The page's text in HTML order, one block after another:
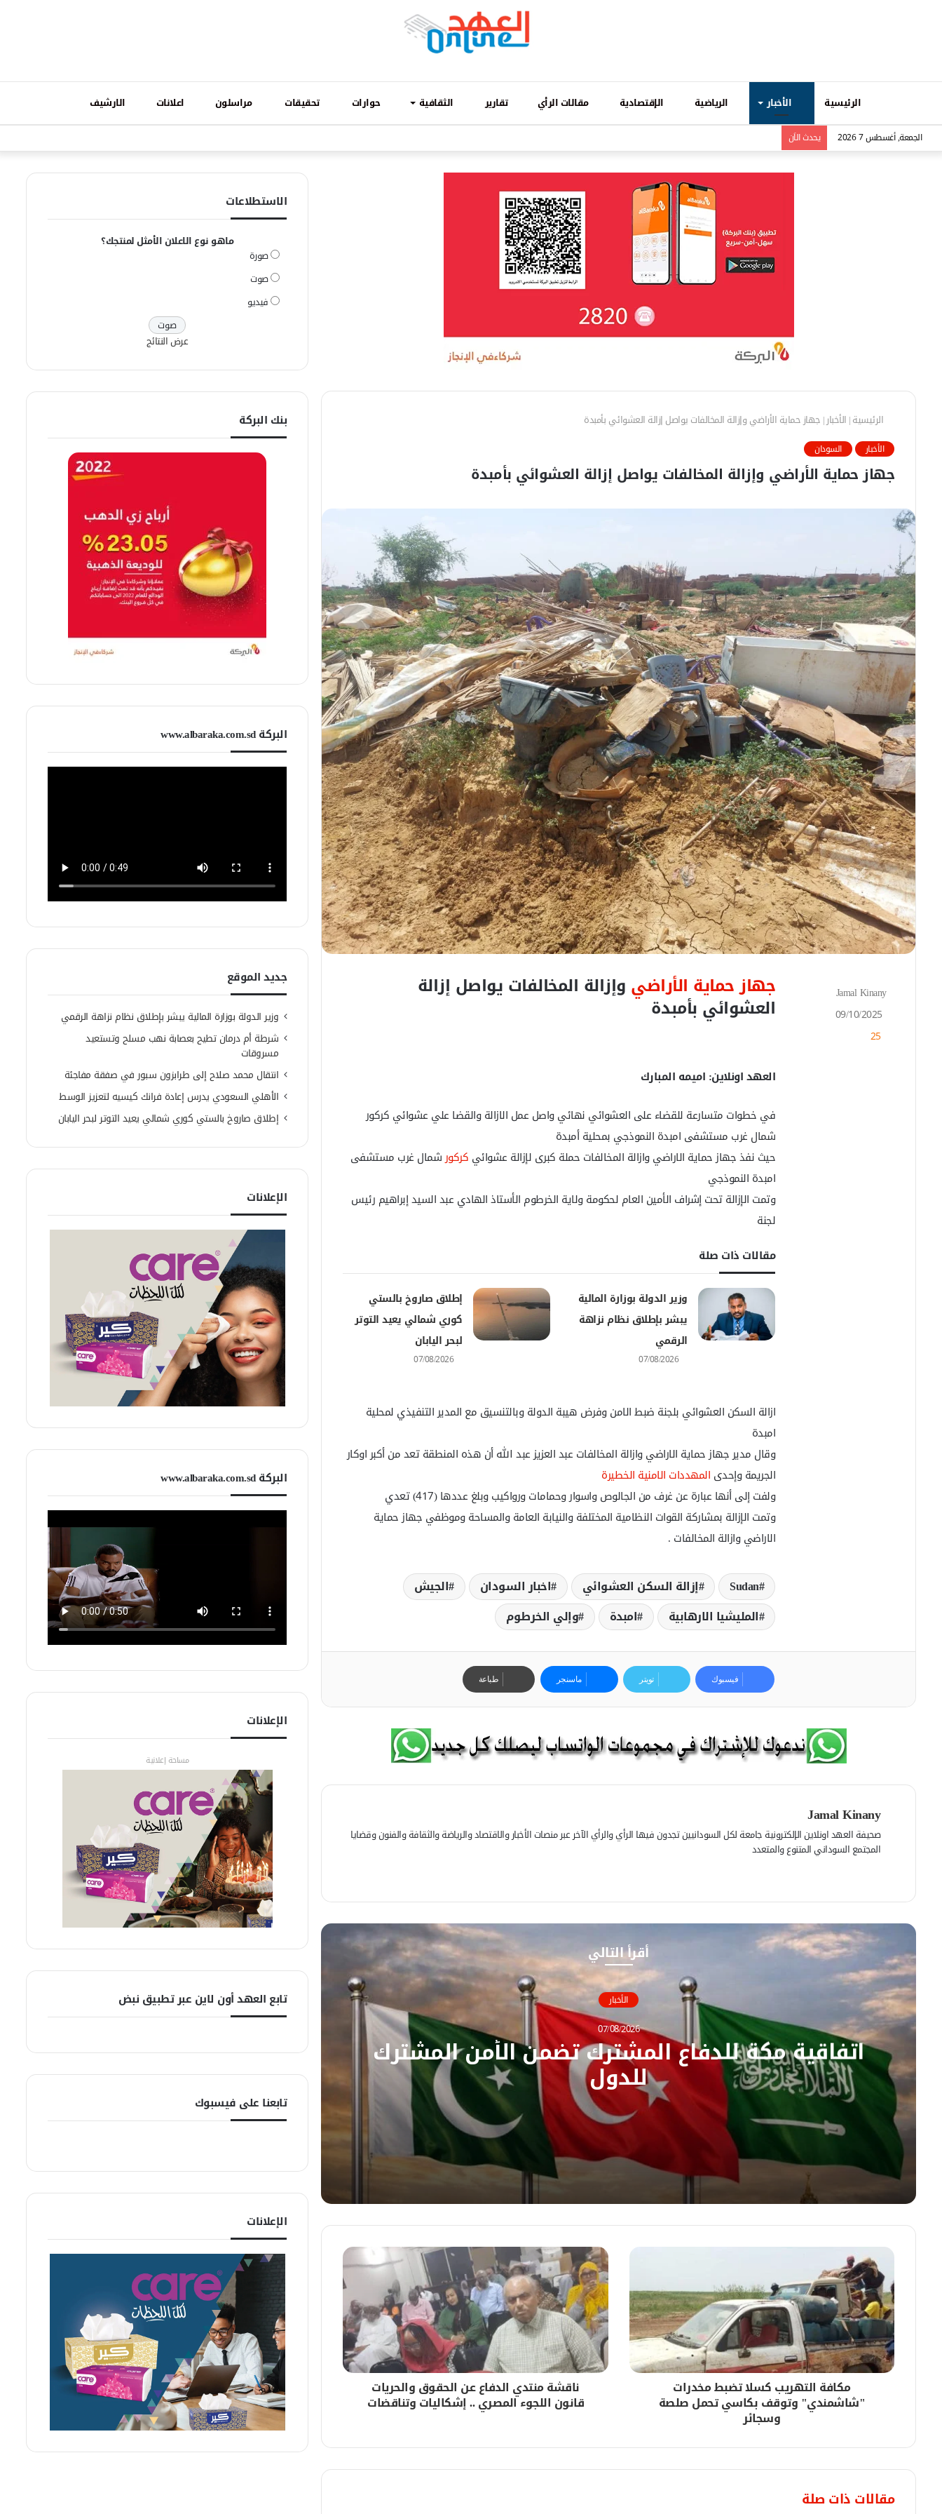
الرئيسية الأخبار الرياضية الإقتصادية مقالات الرأي تقارير الثقافية حوارات تحقيقات مراسلون اعلانات الارشيف
الجمعة, أغسطس 7 2026 يحدث الاَن
الرئيسية| الأخبار| جهاز حماية الأراضي وإزالة المخالفات يواصل إزالة العشوائي بأمبدة
الأخبار السودان
جهاز حماية الأراضي وإزالة المخالفات يواصل إزالة العشوائي بأمبدة
جهاز حماية الأراضي وإزالة المخالفات يواصل إزالة
العشوائي بأمبدة
العهد اونلاين: اميمه المبارك
في خطوات متسارعة للقضاء على العشوائي نهائي واصل عمل الازالة والقضا علي عشوائي كركور
شمال غرب مستشفى امبدة النموذجي بمحلية أمبدة
حيث نفذ جهاز حماية الاراضي وازالة المخالفات حملة كبرى لإزالة عشوائي كركورشمال غرب مستشفى
امبدة النموذجي
وتمت الإزالة تحت إشراف الأمين العام لحكومة ولاية الخرطوم الأستاذ الهادي عبد السيد إبراهيم رئيس
لجنة
مقالات ذات صلة
وزير الدولة بوزارة المالية
يبشر بإطلاق نظام نزاهة
الرقمي
07/08/2026
إطلاق صاروخ بالستي
كوري شمالي يعيد التوتر
لبحر اليابان
07/08/2026
ازالة السكن العشوائي بلجنة ضبط الامن وفرض هيبة الدولة وبالتنسيق مع المدير التنفيذي لمحلية
امبدة
وقال مدير جهاز حماية الاراضي وازالة المخالفات عبد العزيز عبد الله أن هذه المنطقة تعد من أكبر اوكار
الجريمة وإحدى المهددات الامنية الخطيرة
ولفت إلى أنها عبارة عن غرف من الجالوص واسوار وحمامات ورواكيب وبلغ عددها (417) تعدي
وتمت الإزالة بمشاركة القوات النظامية المختلفة والنيابة العامة والمساحة وموظفي جهاز حماية
الاراضي وازالة المخالفات .
Sudan إزالة السكن العشوائي اخبار السودان
الجيش
المليشيا الارھابية
امبدة وإلي الخرطوم
Jamal Kinany
09/10/2025
25
فيسبوك تويتر ماسنجر طباعة
Jamal Kinany
صحيفة العهد اونلاين الإلكترونية جامعة لكل السودانيين تجدون فيها الرأي والرأي الآخر عبر منصات الأخبار والاقتصاد والرياضة والثقافة والفنون وقضايا
المجتمع السوداني المتنوع والمتعدد
و
ق
ع
ل
ي
ب
س
ب
و
ك
أقرأ التالي
الأخبار
07/08/2026
اتفاقية مكة للدفاع المشترك تضمن الأمن المشترك
للدول
اتفاقية مكة للدفاع المشترك تضمن الأمن المشترك للدول
إنذار أحمر.. الأرصاد تحذر من موجة حر شديدة تضرب ساحل البحر الأحمر لسبعة أيام
07/08/2026
وزير الرعاية الاجتماعية ولاية الجزيرة يستقبل الوزير الاتحادي
07/08/2026
الغرفة الاتحادية لحملةوباء الدفتريا تشدد في حصر غير المطعمين
07/08/2026
مكافة التهريب كسلا تضبط مخدرات
"شاشمندي" وتوقف بكاسي تحمل صلصة
وسجائر
ناقشة منتدي الدفاع عن الحقوق والحريات
قانون اللجوء المصري .. إشكاليات وتناقضات
مقالات ذات صلة
الاستطلاعات
ماهو نوع الاعلان الأمثل لمنتجك؟
صورة
صوت
فيديو
عرض النتائج
بنك البركة
البركة www.albaraka.com.sd
جديد الموقع
وزير الدولة بوزارة المالية يبشر بإطلاق نظام نزاهة الرقمي
شرطة أم درمان تطيح بعصابة نهب مسلح وتستعيد
مسروقات
انتقال محمد صلاح إلى طرابزون سبور في صفقة مفاجئة
الأهلي السعودي يدرس إعادة فرانك كيسيه لتعزيز الوسط
إطلاق صاروخ بالستي كوري شمالي يعيد التوتر لبحر اليابان
الإعلانات
البركة www.albaraka.com.sd
الإعلانات
مساحة إعلانية
تابع العهد أون لاين عبر تطبيق نبض
تابعنا على فيسبوك
الإعلانات